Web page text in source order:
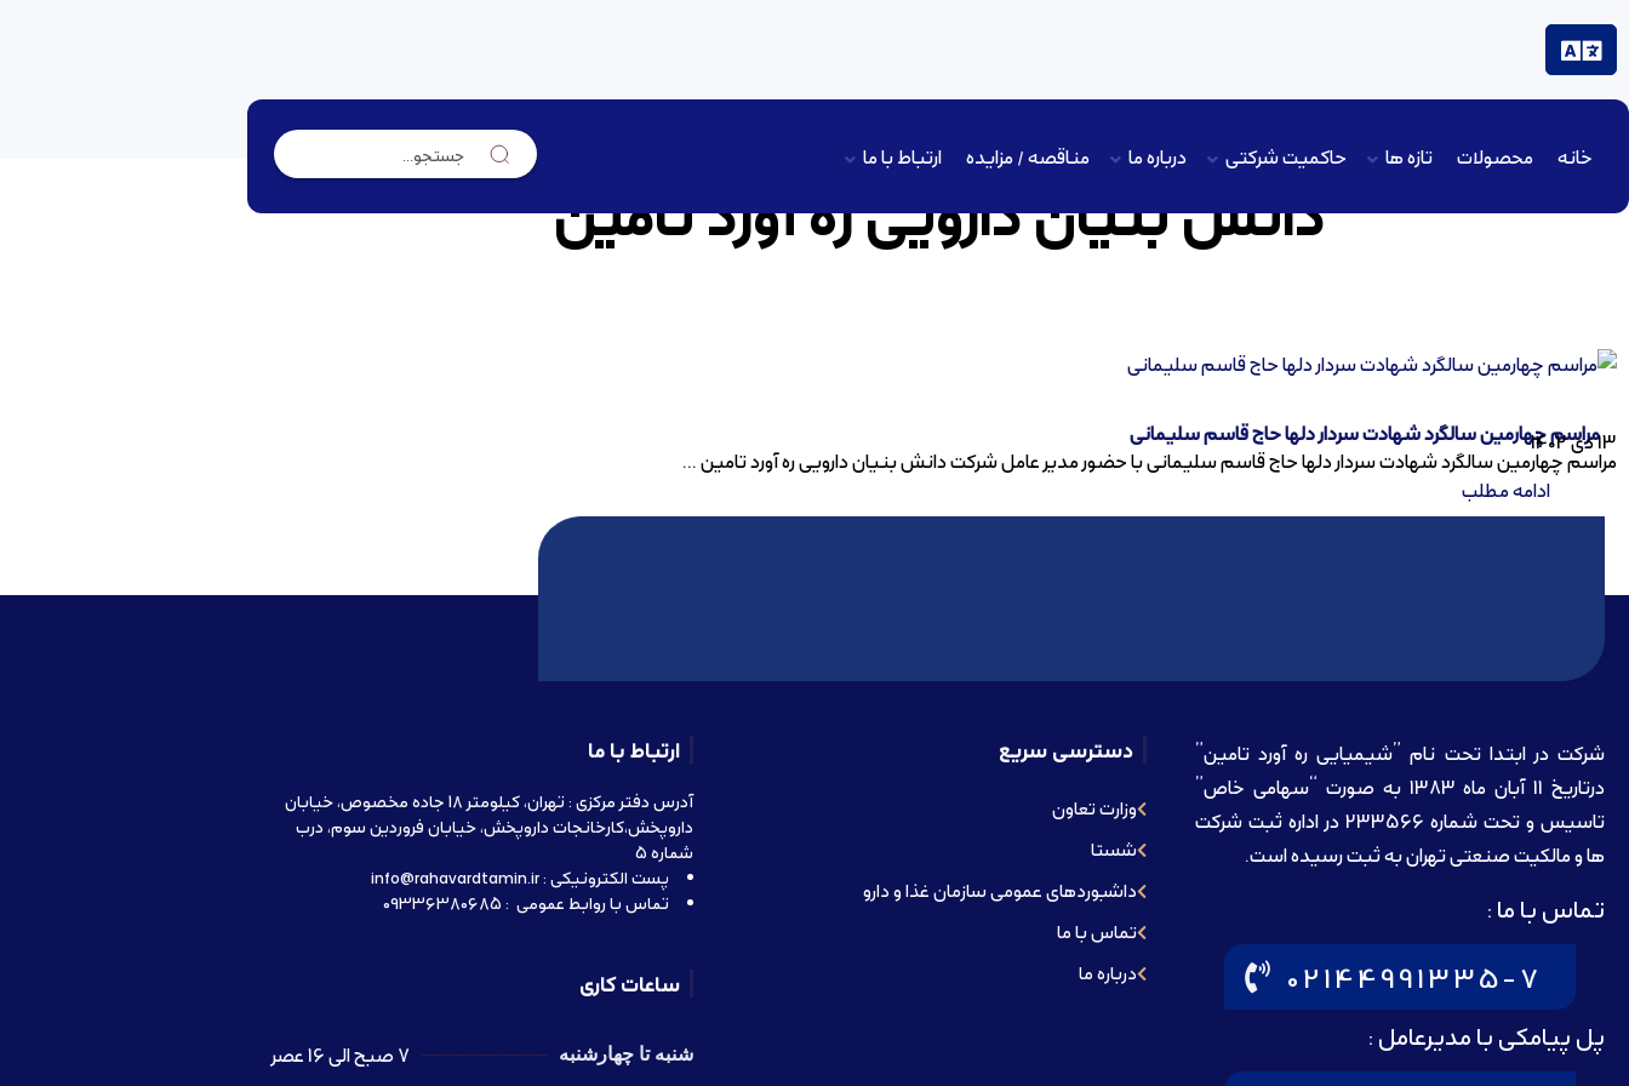
خانه محصولات تازه ها حاکمیت شرکتی درباره ما مناقصه / مزایده ارتباط با ما
دانش بنیان دارویی ره آورد تامین
13 دی 1402مراسم چهارمین سالگرد شهادت سردار دلها حاج قاسم سلیمانی
مراسم چهارمین سالگرد شهادت سردار دلها حاج قاسم سلیمانی با حضور مدیر عامل شرکت دانش بنیان دارویی ره آورد تامین ...
ادامه مطلب
شرکت در ابتدا تحت نام ”شیمیایی ره آورد تامين”
درتاريخ 11 آبان ماه 1383 به صورت “سهامی خاص”
تاسيس و تحت شماره 233566 در اداره ثبت شرکت
ها و مالکيت صنعتی تهران به ثبت رسيده است.
تماس با ما :
02144991335-7
پل پیامکی با مدیرعامل :
دسترسی سریع
وزارت تعاون
شستا
داشبوردهای عمومی سازمان غذا و دارو
تماس با ما
درباره ما
ارتباط با ما
آدرس دفتر مرکزی : تهران، کیلومتر 18 جاده مخصوص، خیابان
داروپخش،کارخانجات داروپخش، خیابان فروردین سوم، درب
شماره 5
پست الکترونیکی : info@rahavardtamin.ir
تماس با روابط عمومی : 09336380685
ساعات کاری
شنبه تا چهارشنبه 7 صبح الی 16 عصر